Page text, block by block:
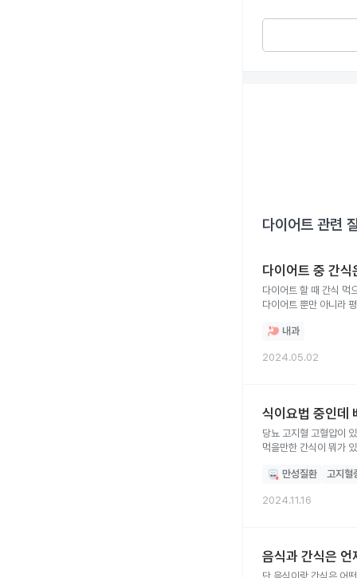
다이어트 관련
다이어트 중 간
다이어트 할 때 간식 먹
다이어트 뿐만 아니라
내과
2024.05.02
식이요법 중인데
당뇨 고지혈 고혈압이
먹을만한 간식이 뭐가
만성질환 고지혈
2024.11.16
음식과 간식은